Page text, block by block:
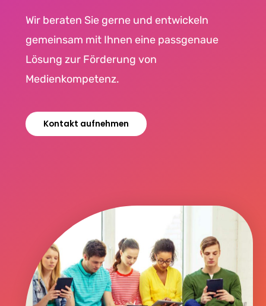
Wir beraten Sie gerne und entwickeln
gemeinsam mit Ihnen eine passgenaue
Lösung zur Förderung von
Medienkompetenz.
Kontakt aufnehmen